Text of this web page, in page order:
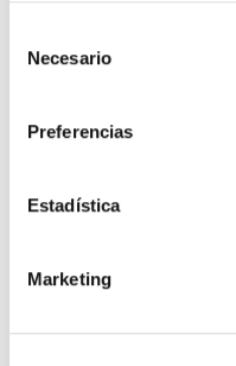
Necesario
Preferencias
Estadística
Marketing